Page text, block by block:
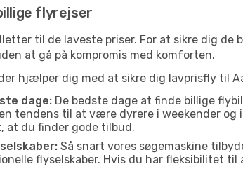
flyrejser
til de laveste priser. For at sikre dig
at gå på kompromis med komforten.
hjælper dig med at sikre dig lavprisfly til
dage: De bedste dage at finde billige
tendens til at være dyrere i weekender
at du finder gode tilbud.
Så snart vores søgemaskine
flyselskaber. Hvis du har fleksibilitet